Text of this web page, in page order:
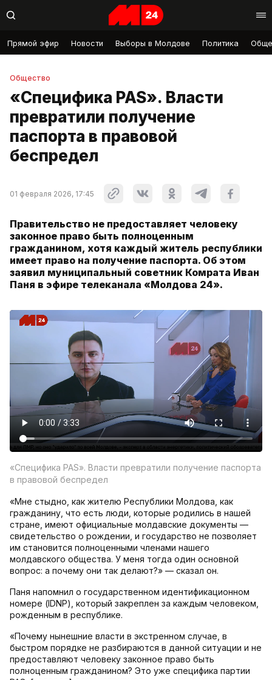
Прямой эфир Новости Выборы в Молдове Политика
Общество
«Специфика PAS». Власти
превратили получение
паспорта в правовой
беспредел
01 февраля 2026, 17:45
Правительство не предоставляет человеку
законное право быть полноценным
гражданином, хотя каждый житель республики
имеет право на получение паспорта. Об этом
заявил муниципальный советник Комрата Иван
Паня в эфире телеканала «Молдова 24».
«Специфика PAS». Власти превратили получение паспорта
в правовой беспредел
«Мне стыдно, как жителю Республики Молдова, как
гражданину, что есть люди, которые родились в нашей
стране, имеют официальные молдавские документы —
свидетельство о рождении, и государство не позволяет
им становится полноценными членами нашего
молдавского общества. У меня тогда один основной
вопрос: а почему они так делают?» — сказал он.
Паня напомнил о государственном идентификационном
номере (IDNP), который закреплен за каждым человеком,
рожденным в республике.
«Почему нынешние власти в экстренном случае, в
быстром порядке не разбираются в данной ситуации и не
предоставляют человеку законное право быть
полноценным гражданином? Это уже специфика партии